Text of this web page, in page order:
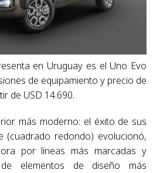
en Uruguay es el Uno Evo
de equipamiento y precio de
de USD 14.690.
más moderno: el éxito de sus
(cuadrado redondo) evolucionó,
por líneas más marcadas y
elementos de diseño más